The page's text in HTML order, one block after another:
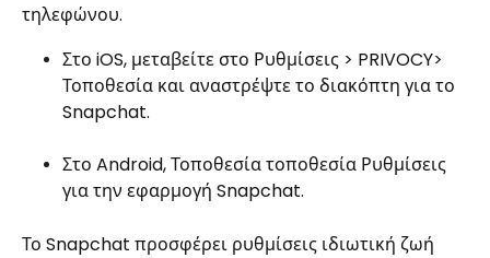
τηλεφώνου.
Στο iOS, μεταβείτε στο Ρυθμίσεις > PRIVOCY>
Τοποθεσία και αναστρέψτε το διακόπτη για το
Snapchat.
Στο Android, Τοποθεσία τοποθεσία Ρυθμίσεις
για την εφαρμογή Snapchat.
Το Snapchat προσφέρει ρυθμίσεις ιδιωτική ζωή